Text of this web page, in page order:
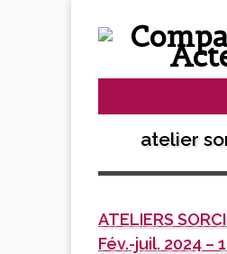
atelier
ATELIERS
Fév.-juil. 2024 –